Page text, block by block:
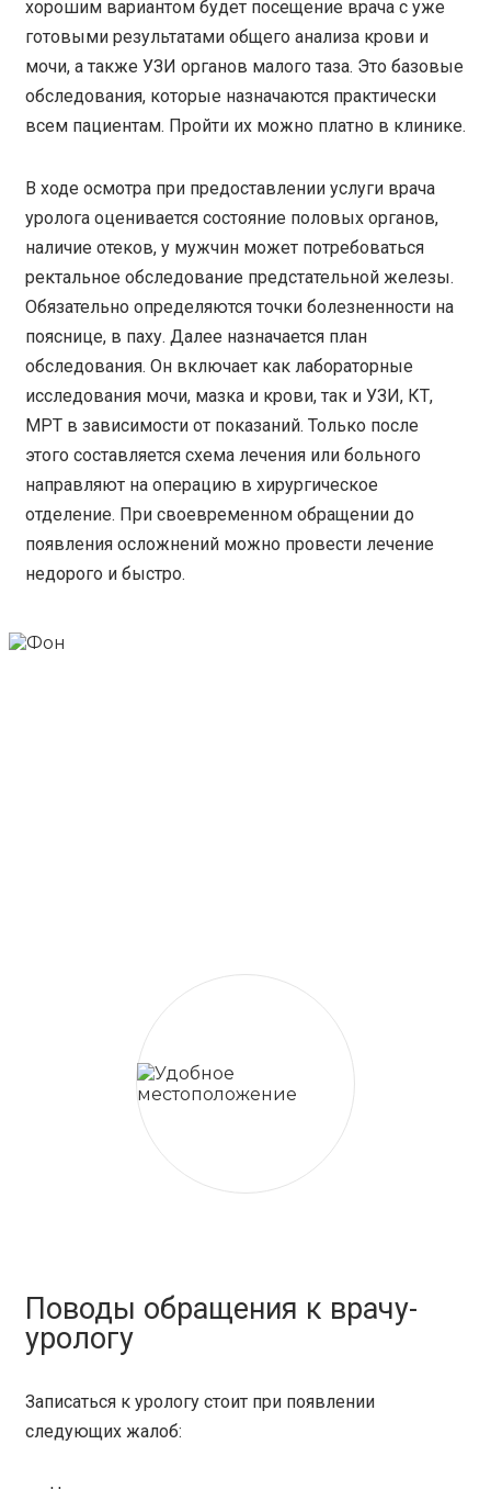
хорошим вариантом будет посещение врача с уже
готовыми результатами общего анализа крови и
мочи, а также УЗИ органов малого таза. Это базовые
обследования, которые назначаются практически
всем пациентам. Пройти их можно платно в клинике.
В ходе осмотра при предоставлении услуги врача
уролога оценивается состояние половых органов,
наличие отеков, у мужчин может потребоваться
ректальное обследование предстательной железы.
Обязательно определяются точки болезненности на
пояснице, в паху. Далее назначается план
обследования. Он включает как лабораторные
исследования мочи, мазка и крови, так и УЗИ, КТ,
МРТ в зависимости от показаний. Только после
этого составляется схема лечения или больного
направляют на операцию в хирургическое
отделение. При своевременном обращении до
появления осложнений можно провести лечение
недорого и быстро.
Поводы обращения к врачу-
урологу
Записаться к урологу стоит при появлении
следующих жалоб: